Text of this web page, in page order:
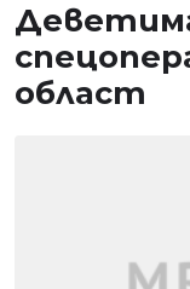
област